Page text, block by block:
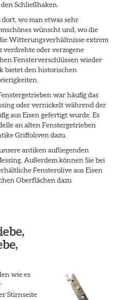
Schließhaken.
wo man etwas sehr
wünscht und, wo die
Witterungsverhältnisse extrem
verdrehte oder verzogene
Fensterverschlüssen wieder
bietet den historischen
war häufig das
oder vernickelt während der
aus Eisen gefertigt wurde. Es
an alten Fenstergetrieben
Griffoliven dazu.
antiken aufliegenden
Außerdem können Sie bei
Fensterolive aus Eisen
Oberflächen dazu
wie es
Stirnseite